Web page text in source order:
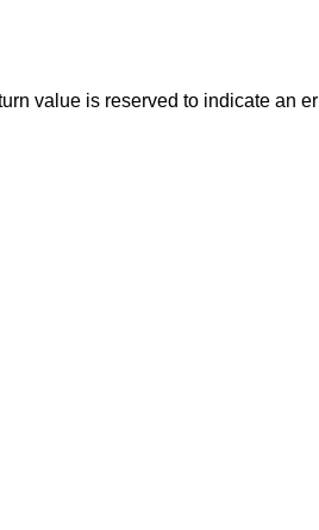
value is reserved to indicate an